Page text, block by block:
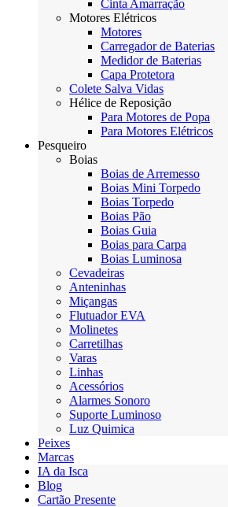
Cinta Amarração
Motores Elétricos
Motores
Carregador de Baterias
Medidor de Baterias
Capa Protetora
Colete Salva Vidas
Hélice de Reposição
Para Motores de Popa
Para Motores Elétricos
Pesqueiro
Boias
Boias de Arremesso
Boias Mini Torpedo
Boias Torpedo
Boias Pão
Boias Guia
Boias para Carpa
Boias Luminosa
Cevadeiras
Anteninhas
Miçangas
Flutuador EVA
Molinetes
Carretilhas
Varas
Linhas
Acessórios
Alarmes Sonoro
Suporte Luminoso
Luz Quimica
Peixes
Marcas
IA da Isca
Blog
Cartão Presente